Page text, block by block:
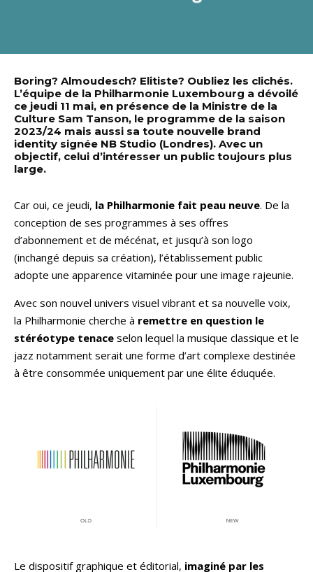
Boring? Almoudesch? Elitiste? Oubliez les clichés.
L’équipe de la Philharmonie Luxembourg a dévoilé
ce jeudi 11 mai, en présence de la Ministre de la
Culture Sam Tanson, le programme de la saison
2023/24 mais aussi sa toute nouvelle brand
identity signée NB Studio (Londres). Avec un
objectif, celui d’intéresser un public toujours plus
large.
Car oui, ce jeudi, la Philharmonie fait peau neuve. De la
conception de ses programmes à ses offres
d’abonnement et de mécénat, et jusqu’à son logo
(inchangé depuis sa création), l’établissement public
adopte une apparence vitaminée pour une image rajeunie.
Avec son nouvel univers visuel vibrant et sa nouvelle voix,
la Philharmonie cherche à remettre en question le
stéréotype tenace selon lequel la musique classique et le
jazz notamment serait une forme d’art complexe destinée
à être consommée uniquement par une élite éduquée.
Le dispositif graphique et éditorial, imaginé par les